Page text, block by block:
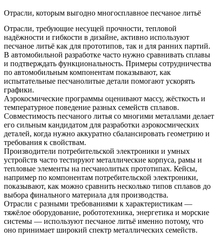
Отрасли, которым выгодно многосплавное песчаное литьё
Отрасли, требующие несущей прочности, тепловой
надёжности и гибкости в дизайне, активно используют
песчаное литьё как для прототипов, так и для ранних партий.
В автомобильной разработке часто нужно сравнивать сплавы
и подтверждать функциональность. Примеры сотрудничества
по автомобильным компонентам показывают, как
испытательные песчанолитые детали помогают ускорять
графики.
Аэрокосмические программы оценивают массу, жёсткость и
температурное поведение разных семейств сплавов.
Совместимость песчаного литья со многими металлами делает
его сильным кандидатом для разработки аэрокосмических
деталей, когда нужно аккуратно сбалансировать геометрию и
требования к свойствам.
Производители потребительской электроники и умных
устройств часто тестируют металлические корпуса, рамы и
тепловые элементы на песчанолитых прототипах. Кейсы,
например по компонентам потребительской электроники,
показывают, как можно сравнить несколько типов сплавов до
выбора финального материала для производства.
Отрасли с разными требованиями к характеристикам —
тяжёлое оборудование, робототехника, энергетика и морские
системы — используют песчаное литьё именно потому, что
оно принимает широкий спектр металлических семейств.